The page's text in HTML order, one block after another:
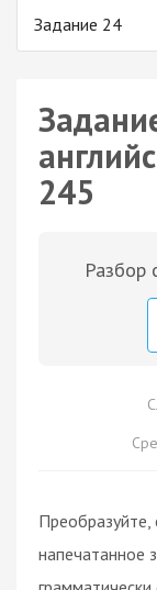
Задание 24
245
Разбор
Преобразуйте,
напечатанное